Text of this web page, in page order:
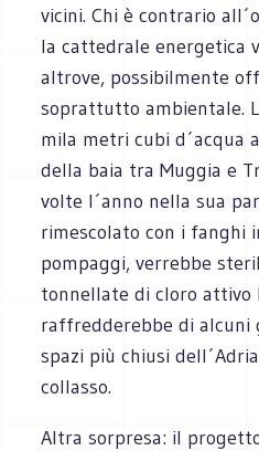
vicini. Chi è contrario
la cattedrale energetica
altrove, possibilmente
soprattutto ambientale.
mila metri cubi d´acqua
della baia tra Muggia e
volte l´anno nella sua
rimescolato con i fanghi
pompaggi, verrebbe
tonnellate di cloro attivo
raffredderebbe di alcuni
spazi più chiusi
collasso.
Altra sorpresa: il